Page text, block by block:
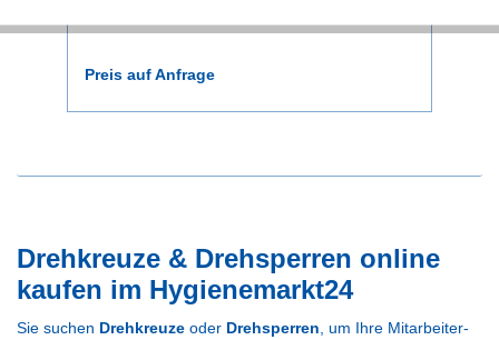
Preis auf Anfrage
Drehkreuze & Drehsperren online
kaufen im Hygienemarkt24
Sie suchen Drehkreuze oder Drehsperren , um Ihre Mitarbeiter-